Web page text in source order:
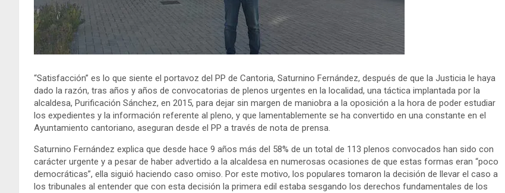
“Satisfacción” es lo que siente el portavoz del PP de Cantoria, Saturnino Fernández, después de que la Justicia le haya
dado la razón, tras años y años de convocatorias de plenos urgentes en la localidad, una táctica implantada por la
alcaldesa, Purificación Sánchez, en 2015, para dejar sin margen de maniobra a la oposición a la hora de poder estudiar
los expedientes y la información referente al pleno, y que lamentablemente se ha convertido en una constante en el
Ayuntamiento cantoriano, aseguran desde el PP a través de nota de prensa.
Saturnino Fernández explica que desde hace 9 años más del 58% de un total de 113 plenos convocados han sido con
carácter urgente y a pesar de haber advertido a la alcaldesa en numerosas ocasiones de que estas formas eran “poco
democráticas”, ella siguió haciendo caso omiso. Por este motivo, los populares tomaron la decisión de llevar el caso a
los tribunales al entender que con esta decisión la primera edil estaba sesgando los derechos fundamentales de los